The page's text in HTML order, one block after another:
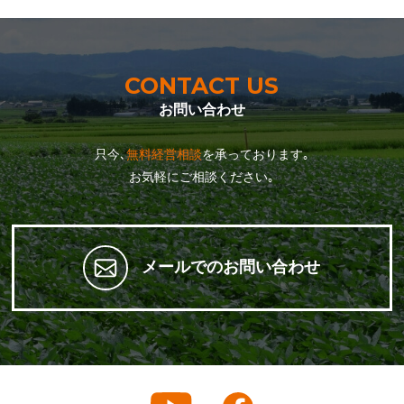
CONTACT US
お問い合わせ
只今､無料経営相談を承っております｡
お気軽にご相談ください｡
メールでのお問い合わせ